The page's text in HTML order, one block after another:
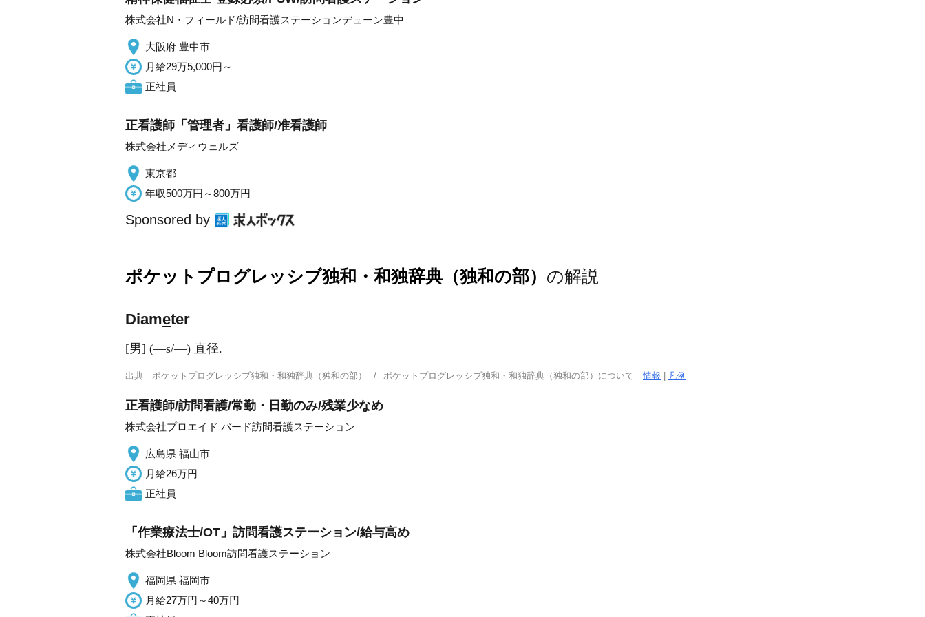
株式会社N・フィールド/訪問看護ステーションデューン豊中
大阪府 豊中市
月給29万5,000円～
正社員
正看護師「管理者」看護師/准看護師
株式会社メディウェルズ
東京都
年収500万円～800万円
Sponsored by
ポケットプログレッシブ独和・和独辞典（独和の部） の解説
Diameter
[男] (―s/―) 直径.
出典 ポケットプログレッシブ独和・和独辞典（独和の部） ポケットプログレッシブ独和・和独辞典（独和の部）について情報 | 凡例
正看護師/訪問看護/常勤・日勤のみ/残業少なめ
株式会社プロエイド バード訪問看護ステーション
広島県 福山市
月給26万円
正社員
「作業療法士/OT」訪問看護ステーション/給与高め
株式会社Bloom Bloom訪問看護ステーション
福岡県 福岡市
月給27万円～40万円